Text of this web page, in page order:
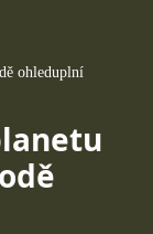
ohleduplní